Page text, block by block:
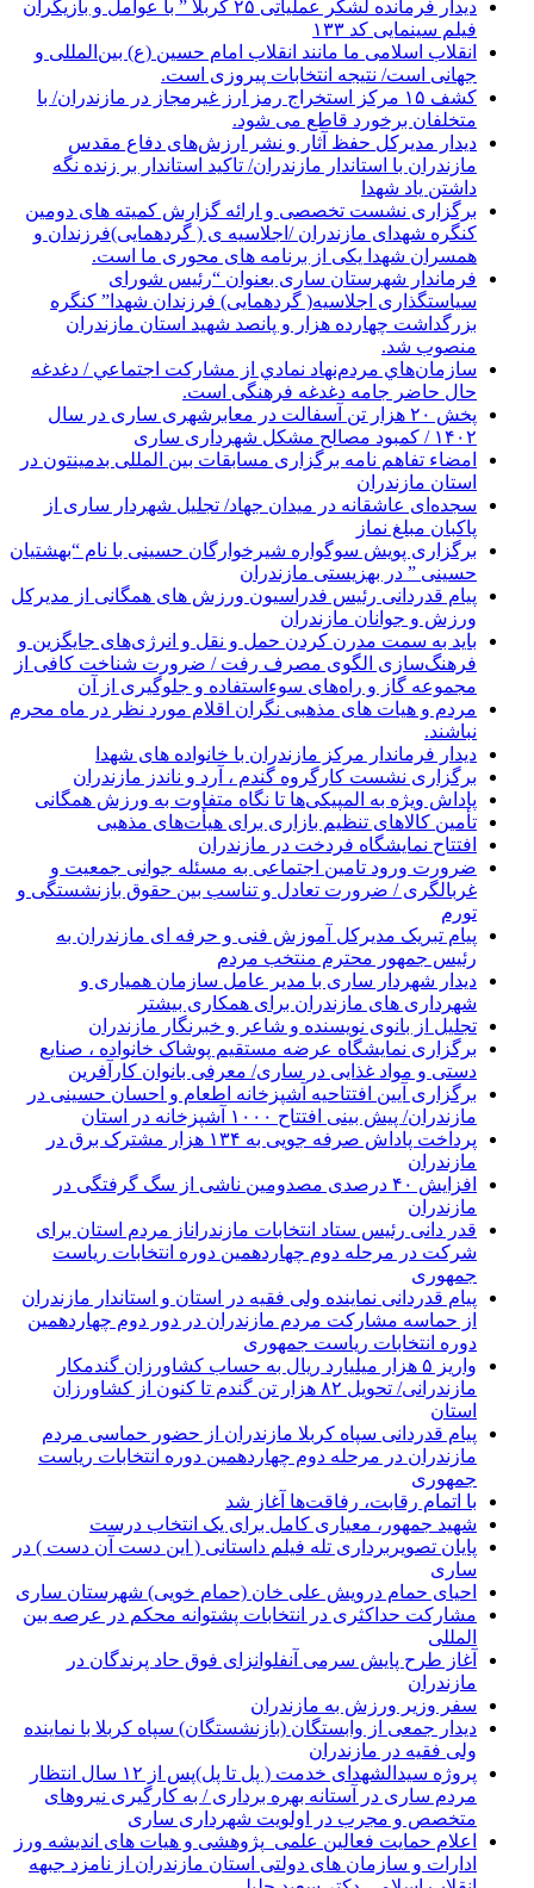
دیدار فرمانده لشکر عملیاتی ۲۵ کربلا ” با عوامل و بازیگران
فیلم سینمایی کد ۱۳۳
انقلاب اسلامی ما مانند انقلاب امام حسین (ع) بین‌المللی و
جهانی است/ نتیجه انتخابات پیروزی است.
کشف ۱۵ مرکز استخراج رمز ارز غیرمجاز در مازندران/ با
متخلفان برخورد قاطع می شود.
دیدار مدیرکل حفظ آثار و نشر ارزش‌های دفاع مقدس
مازندران با استاندار مازندران/ تاکید استاندار بر زنده نگه
داشتن یاد شهدا
برگزاری نشست تخصصی و ارائه گزارش کمیته های دومین
کنگره شهدای مازندران /اجلاسیه ی ( گردهمایی)فرزندان و
همسران شهدا یکی از برنامه های محوری ما است.
فرماندار شهرستان ساری بعنوان “رئیس شورای
سیاستگذاری اجلاسیه( گردهمایی) فرزندان شهدا” کنگره
بزرگداشت چهارده هزار و پانصد شهید استان مازندران
منصوب شد.
سازمان‌هاي مردم‌نهاد نمادي از مشاركت اجتماعي / دغدغه
حال حاضر جامه دغدغه فرهنگی است.
پخش ۲۰ هزار تن آسفالت در معابرشهری ساری در سال
۱۴۰۲ / کمبود مصالح مشکل شهرداری ساری
امضاء تفاهم نامه برگزاری مسابقات بین المللی بدمینتون در
استان مازندران
سجده‌ای عاشقانه در میدان جهاد/ تجلیل شهردار ساری از
پاکبان مبلغ نماز
برگزاری پویش سوگواره شیرخوارگان حسینی با نام “بهشتیان
حسینی ” در بهزیستی مازندران
پیام قدردانی رئیس فدراسیون ورزش های همگانی از مدیرکل
ورزش و جوانان مازندران
باید به سمت مدرن کردن حمل و نقل و انرژی‌های جایگزین و
فرهنگ‌سازی الگوی مصرف رفت / ضرورت شناخت کافی از
مجموعه گاز و راه‌های سوءاستفاده و جلوگیری از آن
مردم و هیات های مذهبی نگران اقلام مورد نظر در ماه محرم
نباشند.
دیدار فرماندار مرکز مازندران با خانواده های شهدا
برگزاری نشست کارگروه گندم ، آرد و ناندز مازندران
پاداش ویژه به المپیکی‌ها تا نگاه متفاوت به ورزش همگانی
تأمین کالاهای تنظیم بازاری برای هیأت‌های مذهبی
افتتاح نمایشگاه فردخت در مازندران
ضرورت ورود تامین اجتماعی به مسئله جوانی جمعیت و
غربالگری / ضرورت تعادل و تناسب بین حقوق بازنشستگی و
تورم
پیام تبریک مدیرکل آموزش فنی و حرفه ای مازندران به
رئیس جمهور محترم منتخب مردم
دیدار شهردار ساری با مدیر عامل سازمان همیاری و
شهرداری های مازندران برای همکاری بیشتر
تجلیل از بانوی نویسنده و شاعر و خبرنگار مازندران
برگزاری نمایشگاه عرضه مستقیم پوشاک خانواده ، صنایع
دستی و مواد غذایی در ساری/ معرفی بانوان کارآفرین
برگزاری آیین افتتاحیه آشپزخانه اطعام و احسان حسینی در
مازندران/ پیش بینی افتتاح ۱۰۰۰ آشپزخانه در استان
پرداخت پاداش صرفه جویی به ۱۳۴ هزار مشترک برق در
مازندران
افزایش ۴۰ درصدی مصدومین ناشی از سگ گرفتگی در
مازندران
قدر دانی رئیس ستاد انتخابات مازندراناز مردم استان برای
شرکت در مرحله دوم چهاردهمین دوره انتخابات ریاست
جمهوری
پیام قدردانی نماینده ولی فقیه در استان و استاندار مازندران
از حماسه مشارکت مردم مازندران در دور دوم چهاردهمین
دوره انتخابات ریاست جمهوری
واریز ۵ هزار میلیارد ریال به حساب کشاورزان گندمکار
مازندرانی/ تحویل ۸۲ هزار تن گندم تا کنون از کشاورزان
استان
پیام قدردانی سپاه کربلا مازندران از حضور حماسی مردم
مازندران در مرحله دوم چهاردهمین دوره انتخابات ریاست
جمهوری
با اتمام رقابت، رفاقت‌ها آغاز شد
شهید جمهور، معیاری کامل برای یک انتخاب درست
پایان تصویربرداری تله فیلم داستانی ( این دست آن دست ) در
ساری
احیای حمام درویش علی خان (حمام خویی) شهرستان ساری
مشارکت حداکثری در انتخابات پشتوانه محکم در عرصه بین
المللی
آغاز طرح پایش سرمی آنفلوانزای فوق حاد پرندگان در
مازندران
سفر وزیر ورزش به مازندران
دیدار جمعی از وابستگان (بازنشستگان) سپاه کربلا با نماینده
ولی فقیه در مازندران
پروژه سیدالشهدای خدمت ( پل تا پل)پس از ۱۲ سال انتظار
مردم ساری در آستانه بهره برداری / به کارگیری نیروهای
متخصص و مجرب در اولویت شهرداری ساری
اعلام حمایت فعالین علمی_پژوهشی و هیات های اندیشه ورز
ادارات و سازمان های دولتی استان مازندران از نامزد جبهه